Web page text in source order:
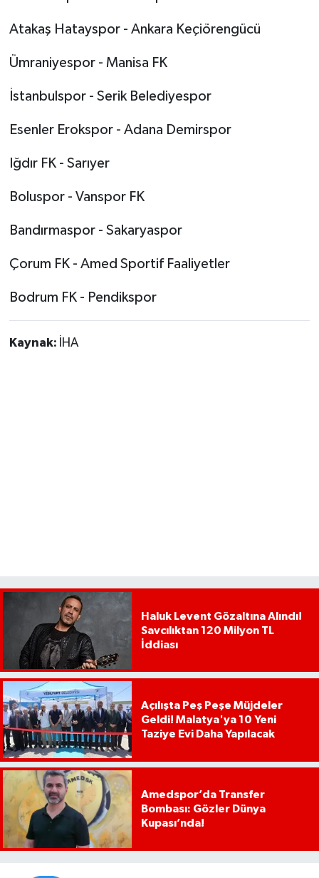
Atakaş Hatayspor - Ankara Keçiörengücü
Ümraniyespor - Manisa FK
İstanbulspor - Serik Belediyespor
Esenler Erokspor - Adana Demirspor
Iğdır FK - Sarıyer
Boluspor - Vanspor FK
Bandırmaspor - Sakaryaspor
Çorum FK - Amed Sportif Faaliyetler
Bodrum FK - Pendikspor
Kaynak: İHA
Haluk Levent Gözaltına Alındı!
Savcılıktan 120 Milyon TL
İddiası
Açılışta Peş Peşe Müjdeler
Geldi! Malatya'ya 10 Yeni
Taziye Evi Daha Yapılacak
Amedspor’da Transfer
Bombası: Gözler Dünya
Kupası’nda!